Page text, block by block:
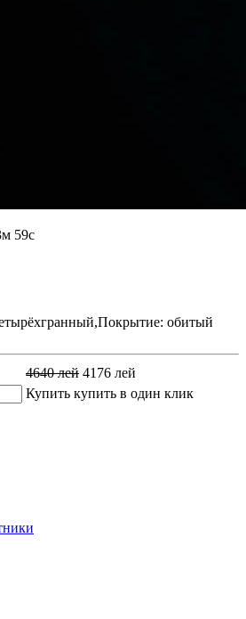
58с
обитый
4640лей 4176 лей
Купить купить в один клик